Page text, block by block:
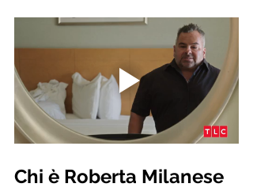
Chi è Roberta Milanese